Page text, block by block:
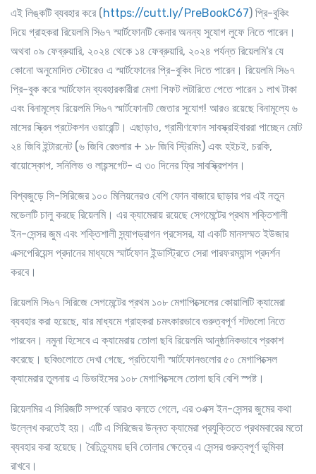
এই লিঙ্কটি ব্যবহার করে (https://cutt.ly/PreBookC67) প্রি-বুকিং
দিয়ে গ্রাহকরা রিয়েলমি সি৬৭ স্মার্টফোনটি কেনার অনন্য সুযোগ লুফে নিতে পারেন।
অথবা ০৯ ফেব্রুয়ারি, ২০২৪ থেকে ১৪ ফেব্রুয়ারি, ২০২৪ পর্যন্ত রিয়েলমি'র যে
কোনো অনুমোদিত স্টোরেও এ স্মার্টফোনের প্রি-বুকিং দিতে পারেন। রিয়েলমি সি৬৭
প্রি-বুক করে স্মার্টফোন ব্যবহারকারীরা মেগা গিফট লটারিতে পেতে পারেন ১ লাখ টাকা
এবং বিনামূল্যে রিয়েলমি সি৬৭ স্মার্টফোনটি জেতার সুযোগ! আরও রয়েছে বিনামূল্যে ৬
মাসের স্ক্রিন প্রটেকশন ওয়ারেন্টি। এছাড়াও, গ্রামীণফোন সাবস্ক্রাইবাররা পাচ্ছেন মোট
২৪ জিবি ইন্টারনেট (৬ জিবি রেগুলার + ১৮ জিবি স্ট্রিমিং) এবং হইচই, চরকি,
বায়োস্কোপ, সনিলিভ ও লায়ন্সগেট- এ ৩০ দিনের ফ্রি সাবস্ক্রিপশন।
বিশ্বজুড়ে সি-সিরিজের ১০০ মিলিয়নেরও বেশি ফোন বাজারে ছাড়ার পর এই নতুন
মডেলটি চালু করছে রিয়েলমি। এর ক্যামেরায় রয়েছে সেগমেন্টের প্রথম শক্তিশালী
ইন-সেন্সর জুম এবং শক্তিশালী স্ন্যাপড্রাগন প্রসেসর, যা একটি মানসম্মত ইউজার
এক্সপেরিয়েন্স প্রদানের মাধ্যমে স্মার্টফোন ইন্ডাস্ট্রিতে সেরা পারফরম্যান্স প্রদর্শন
করবে।
রিয়েলমি সি৬৭ সিরিজে সেগমেন্টের প্রথম ১০৮ মেগাপিক্সেলের কোয়ালিটি ক্যামেরা
ব্যবহার করা হয়েছে, যার মাধ্যমে গ্রাহকরা চমৎকারভাবে গুরুত্বপূর্ণ শটগুলো নিতে
পারবেন। নমুনা হিসেবে এ ক্যামেরায় তোলা ছবি রিয়েলমি আনুষ্ঠানিকভাবে প্রকাশ
করেছে। ছবিগুলোতে দেখা গেছে, প্রতিযোগী স্মার্টফোনগুলোর ৫০ মেগাপিক্সেল
ক্যামেরার তুলনায় এ ডিভাইসের ১০৮ মেগাপিক্সেলে তোলা ছবি বেশি স্পষ্ট।
রিয়েলমির এ সিরিজটি সম্পর্কে আরও বলতে গেলে, এর ৩এক্স ইন-সেন্সর জুমের কথা
উল্লেখ করতেই হয়। এটি এ সিরিজের উন্নত ক্যামেরা প্রযুক্তিতে প্রথমবারের মতো
ব্যবহার করা হয়েছে। বৈচিত্র্যময় ছবি তোলার ক্ষেত্রে এ সেন্সর গুরুত্বপূর্ণ ভূমিকা
রাখবে।